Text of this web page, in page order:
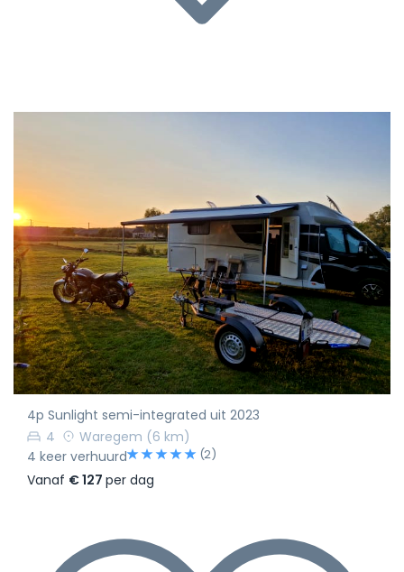
4p Sunlight semi-integrated uit 2023
4
Waregem (6 km)
4 keer verhuurd
(2)
Vanaf € 127 per dag